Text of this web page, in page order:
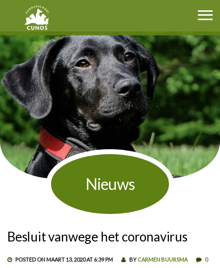
Nieuws
Besluit vanwege het coronavirus
POSTED ON MAART 13, 2020 AT 6:39 PM BYCARMEN BUURSMA 0